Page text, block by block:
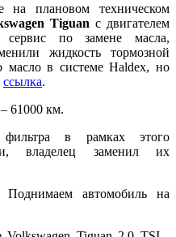
плановом техническом
Tiguan с двигателем
по замене масла,
жидкость тормозной
масло в системе Haldex, но
ссылка.
61000 км.
в рамках этого
владелец заменил их
автомобиль на